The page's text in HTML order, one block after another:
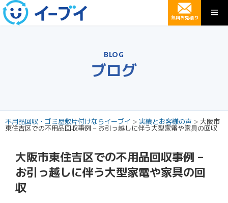
無料お見積り
BLOG
ブログ
不用品回収・ゴミ屋敷片付けならイーブイ > 実績とお客様の声 > 大阪市
東住吉区での不用品回収事例 – お引っ越しに伴う大型家電や家具の回収
大阪市東住吉区での不用品回収事例 –
お引っ越しに伴う大型家電や家具の回
収